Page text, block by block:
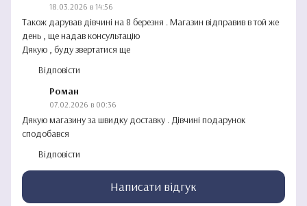
18.03.2026 в 14:56
Також дарував дівчині на 8 березня . Магазин відправив в той же
день , ще надав консультацію
Дякую , буду звертатися ще
Відповісти
Роман
07.02.2026 в 00:36
Дякую магазину за швидку доставку . Дівчині подарунок
сподобався
Відповісти
Написати відгук